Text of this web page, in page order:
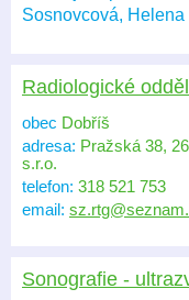
Sosnovcová,
Radiologické
obec Dobříš
adresa: Pražská 38,
s.r.o.
telefon: 318 521 753
email:
Sonografie -